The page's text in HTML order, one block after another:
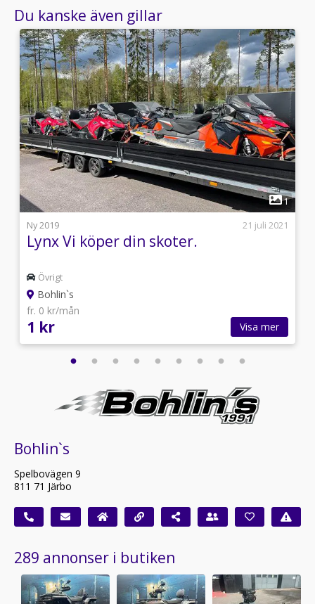
Du kanske även gillar
1
Ny 2019
21 juli 2021
Lynx Vi köper din skoter.
Övrigt
Bohlin`s
fr. 0 kr/mån
1 kr Visa mer
Bohlin`s
Spelbovägen 9
811 71 Järbo
289 annonser i butiken